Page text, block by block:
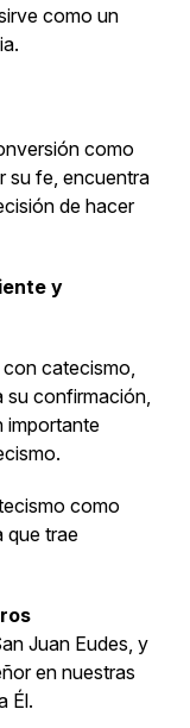
como un
como
su fe, encuentra
de hacer
y
catecismo,
su confirmación,
importante
como
que trae
Juan Eudes, y
en nuestras
Él.